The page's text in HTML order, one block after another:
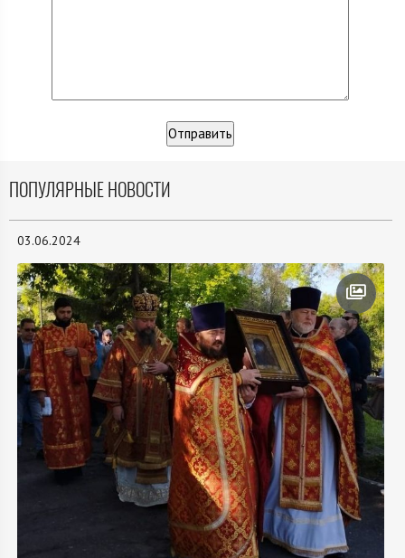
ПОПУЛЯРНЫЕ НОВОСТИ
03.06.2024